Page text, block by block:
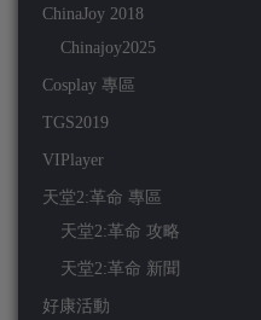
ChinaJoy 2018
Chinajoy2025
Cosplay 專區
TGS2019
VIPlayer
天堂2:革命 專區
天堂2:革命 攻略
天堂2:革命 新聞
好康活動